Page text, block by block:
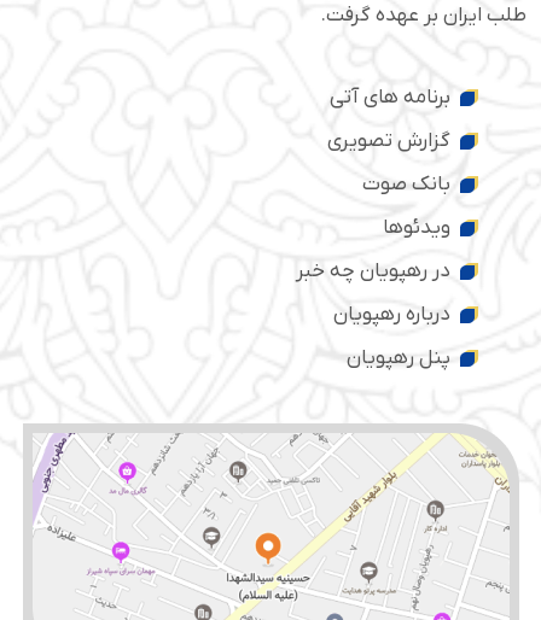
طلب ایران بر عهده گرفت.
برنامه های آتی
گزارش تصویری
بانک صوت
ویدئوها
در رهپویان چه خبر
درباره رهپویان
پنل رهپویان